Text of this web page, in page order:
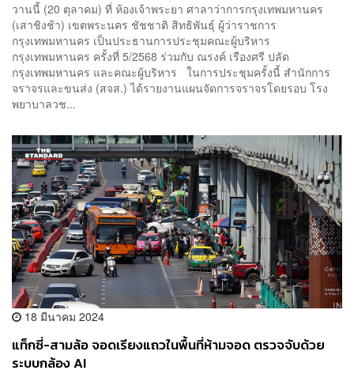
วานนี้ (20 ตุลาคม) ที่ ห้องเจ้าพระยา ศาลาว่าการกรุงเทพมหานคร
(เสาชิงช้า) เขตพระนคร ชัชชาติ สิทธิพันธุ์ ผู้ว่าราชการ
กรุงเทพมหานคร เป็นประธานการประชุมคณะผู้บริหาร
กรุงเทพมหานคร ครั้งที่ 5/2568 ร่วมกับ ณรงค์ เรืองศรี ปลัด
กรุงเทพมหานคร และคณะผู้บริหาร ในการประชุมครั้งนี้ สำนักการ
จราจรและขนส่ง (สจส.) ได้รายงานแผนจัดการจราจรโดยรอบ โรง
พยาบาลวช...
18 มีนาคม 2024
แท็กซี่-สามล้อ จอดเรียงแถวในพื้นที่ห้ามจอด ตรวจจับด้วย
ระบบกล้อง AI